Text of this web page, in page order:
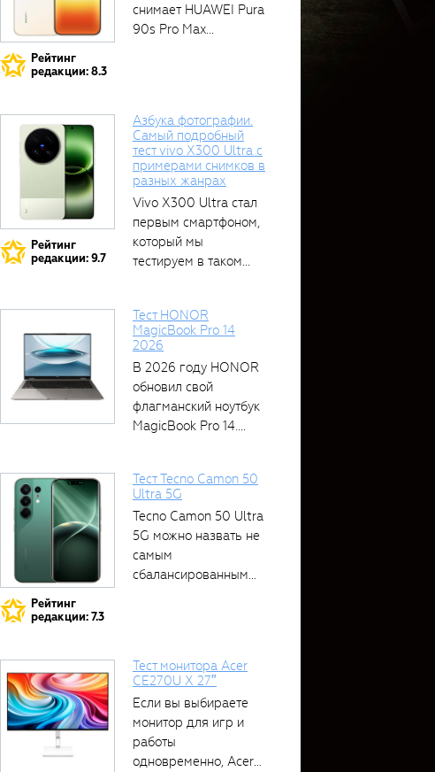
Рейтинг
редакции: 8.3
снимает HUAWEI Pura
90s Pro Max...
Рейтинг
редакции: 9.7
Азбука фотографии.
Самый подробный
тест vivo X300 Ultra с
примерами снимков в
разных жанрах
Vivo X300 Ultra стал
первым смартфоном,
который мы
тестируем в таком...
Тест HONOR
MagicBook Pro 14
2026
В 2026 году HONOR
обновил свой
флагманский ноутбук
MagicBook Pro 14....
Рейтинг
редакции: 7.3
Тест Tecno Camon 50
Ultra 5G
Tecno Camon 50 Ultra
5G можно назвать не
самым
сбалансированным
Тест монитора Acer
CE270U X 27″
Если вы выбираете
монитор для игр и
работы
одновременно, Acer